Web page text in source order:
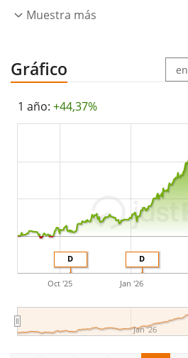
gestionados. El ETF se
Muestra más
Gráfico
1 año: +44,37%
D
D
Oct '25 Jan '26
Jan '26